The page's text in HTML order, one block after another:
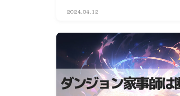
2024.04.12